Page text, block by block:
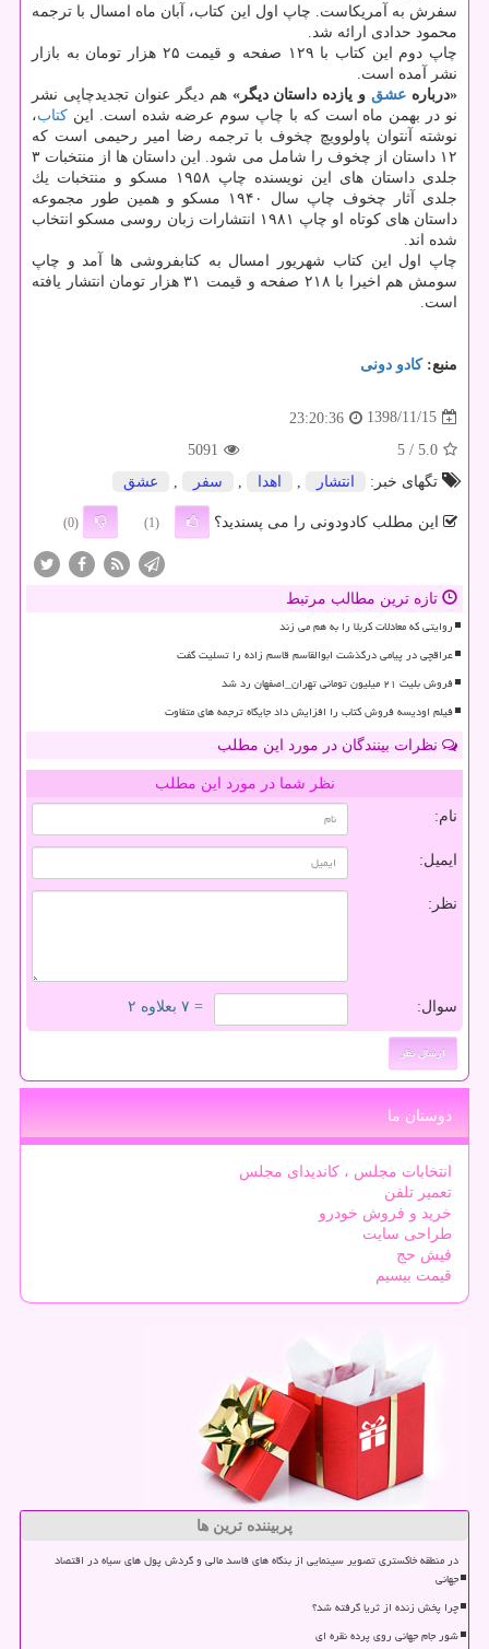
سفرش به آمریكاست. چاپ اول این كتاب، آبان ماه امسال با ترجمه
محمود حدادی ارائه شد.
چاپ دوم این كتاب با ۱۲۹ صفحه و قیمت ۲۵ هزار تومان به بازار
نشر آمده است.
«درباره عشق و یازده داستان دیگر» هم دیگر عنوان تجدیدچاپی نشر
نو در بهمن ماه است كه با چاپ سوم عرضه شده است. این كتاب،
نوشته آنتوان پاولوویچ چخوف با ترجمه رضا امیر رحیمی است كه
۱۲ داستان از چخوف را شامل می شود. این داستان ها از منتخبات ۳
جلدی داستان های این نویسنده چاپ ۱۹۵۸ مسكو و منتخبات یك
جلدی آثار چخوف چاپ سال ۱۹۴۰ مسكو و همین طور مجموعه
داستان های كوتاه او چاپ ۱۹۸۱ انتشارات زبان روسی مسكو انتخاب
شده اند.
چاپ اول این كتاب شهریور امسال به كتابفروشی ها آمد و چاپ
سومش هم اخیرا با ۲۱۸ صفحه و قیمت ۳۱ هزار تومان انتشار یافته
است.
منبع:كادو دونی
1398/11/15
23:20:36
5.0
/ 5
5091
تگهای خبر:
انتشار , اهدا , سفر , عشق
این مطلب کادودونی را می پسندید؟ (1)
(0)
تازه ترین مطالب مرتبط
روایتی که معادلات کربلا را به هم می زند
عراقچی در پیامی درگذشت ابوالقاسم قاسم زاده را تسلیت گفت
فروش بلیت ۲۱ میلیون تومانی تهران_اصفهان رد شد
فیلم اودیسه فروش کتاب را افزایش داد جایگاه ترجمه های متفاوت
نظرات بینندگان در مورد این مطلب
نظر شما در مورد این مطلب
نام:
ایمیل:
نظر:
سوال: = ۷ بعلاوه ۲
دوستان ما
انتخابات مجلس ، کاندیدای مجلس
تعمیر تلفن
خرید و فروش خودرو
طراحی سایت
فیش حج
قیمت بیسیم
پربیننده ترین ها
در منطقه خاکستری تصویر سینمایی از بنگاه های فاسد مالی و گردش پول های سیاه در اقتصاد
جهانی
چرا پخش زنده از ثریا گرفته شد؟
شور جام جهانی روی پرده نقره ای